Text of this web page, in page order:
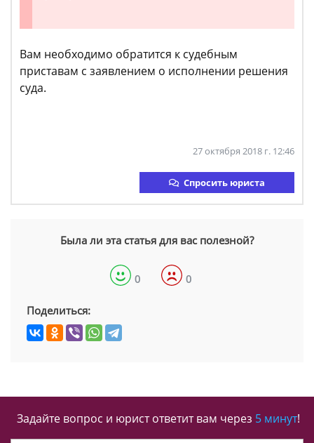
Вам необходимо обратится к судебным
приставам с заявлением о исполнении решения
суда.
27 октября 2018 г. 12:46
Спросить юриста
Была ли эта статья для вас полезной?
0 0
Поделиться:
Задайте вопрос и юрист ответит вам через 5 минут!